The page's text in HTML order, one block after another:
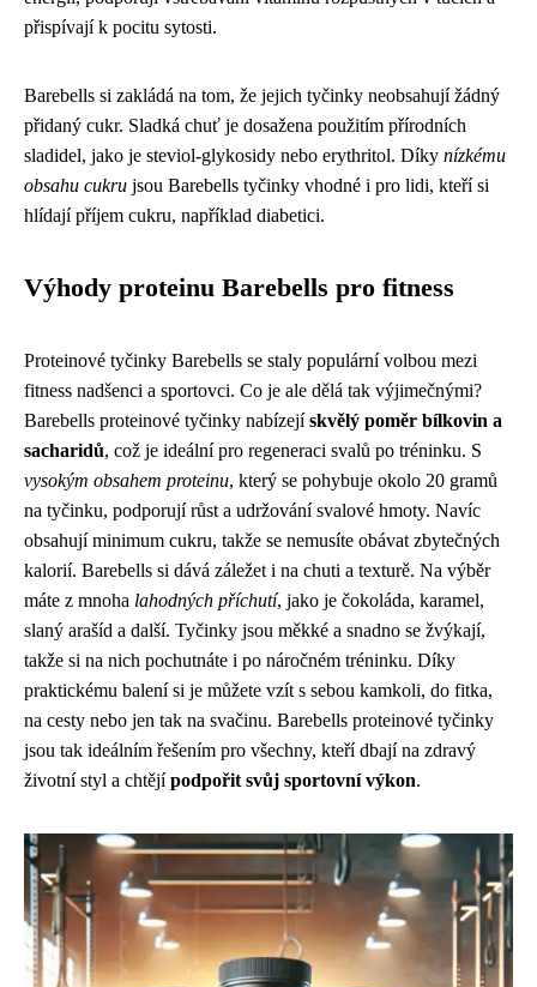
přispívají k pocitu sytosti.
Barebells si zakládá na tom, že jejich tyčinky neobsahují žádný
přidaný cukr. Sladká chuť je dosažena použitím přírodních
sladidel, jako je steviol-glykosidy nebo erythritol. Díky nízkému
obsahu cukru jsou Barebells tyčinky vhodné i pro lidi, kteří si
hlídají příjem cukru, například diabetici.
Výhody proteinu Barebells pro fitness
Proteinové tyčinky Barebells se staly populární volbou mezi
fitness nadšenci a sportovci. Co je ale dělá tak výjimečnými?
Barebells proteinové tyčinky nabízejískvělý poměr bílkovin a
sacharidů, což je ideální pro regeneraci svalů po tréninku. S
vysokým obsahem proteinu, který se pohybuje okolo 20 gramů
na tyčinku, podporují růst a udržování svalové hmoty. Navíc
obsahují minimum cukru, takže se nemusíte obávat zbytečných
kalorií. Barebells si dává záležet i na chuti a texturě. Na výběr
máte z mnoha lahodných příchutí, jako je čokoláda, karamel,
slaný arašíd a další. Tyčinky jsou měkké a snadno se žvýkají,
takže si na nich pochutnáte i po náročném tréninku. Díky
praktickému balení si je můžete vzít s sebou kamkoli, do fitka,
na cesty nebo jen tak na svačinu. Barebells proteinové tyčinky
jsou tak ideálním řešením pro všechny, kteří dbají na zdravý
životní styl a chtějípodpořit svůj sportovní výkon.